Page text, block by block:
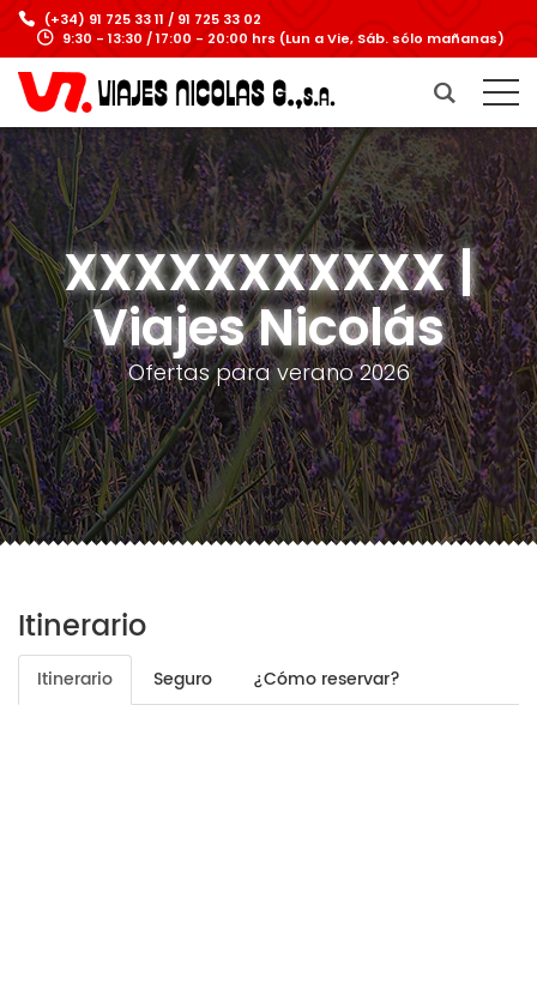
(+34) 91 725 33 11 / 91 725 33 02
9:30 - 13:30 / 17:00 - 20:00 hrs (Lun a Vie, Sáb. sólo mañanas)
XXXXXXXXXXX |
Viajes Nicolás
Ofertas para verano 2026
Itinerario
Itinerario Seguro ¿Cómo reservar?